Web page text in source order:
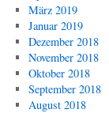
März 2019
Januar 2019
Dezember 2018
November 2018
Oktober 2018
September 2018
August 2018